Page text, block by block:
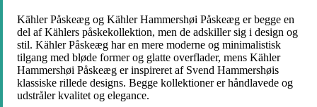
Kähler Påskeæg og Kähler Hammershøi Påskeæg er begge en
del af Kählers påskekollektion, men de adskiller sig i design og
stil. Kähler Påskeæg har en mere moderne og minimalistisk
tilgang med bløde former og glatte overflader, mens Kähler
Hammershøi Påskeæg er inspireret af Svend Hammershøis
klassiske rillede designs. Begge kollektioner er håndlavede og
udstråler kvalitet og elegance.